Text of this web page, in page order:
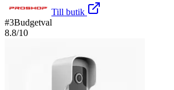
Till butik
#3Budgetval
8.8/10